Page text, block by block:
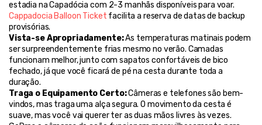
Cappadocia Balloon Ticket facilita a reserva de datas de backup
provisórias.
Vista-se Apropriadamente: As temperaturas matinais podem
ser surpreendentemente frias mesmo no verão. Camadas
funcionam melhor, junto com sapatos confortáveis de bico
fechado, já que você ficará de pé na cesta durante toda a
duração.
Traga o Equipamento Certo: Câmeras e telefones são bem-
vindos, mas traga uma alça segura. O movimento da cesta é
suave, mas você vai querer ter as duas mãos livres às vezes.